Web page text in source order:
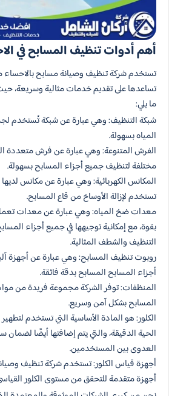
أهم أدوات تنظيف المسابح في
تستخدم شركة تنظيف وصيانة مسابح
تساعدها على تقديم خدمات مثالية وسريعة،
ما يلي:
شبكة التنظيف: وهي عبارة عن شبكة تُستخدم
المياه بسهولة.
الفرش المتنوعة: وهي عبارة عن فرش متعددة
مختلفة لتنظيف جميع أجزاء المسابح بسهولة.
المكانس الكهربائية: وهي عبارة عن مكانس
تستخدم لإزالة الأوساخ من قاع المسابح.
معدات ضخ المياه: وهي عبارة عن معدات
بقوة، مع إمكانية توجيهها في جميع أجزاء
التنظيف والشطف المثالية.
روبوت تنظيف المسابح: وهي عبارة عن أجهزة
أجزاء المسابح المسابح بدقة فائقة.
المنظفات: توفر الشركة مجموعة فريدة من
المسابح بشكل آمن وسريع.
الكلور: هو المادة الأساسية التي تستخدم
الحية الدقيقة، والتي يتم إضافتها أيضًا لضمان
العدوى بين المستخدمين.
أجهزة قياس الكلور: تستخدم شركة تنظيف
أجهزة متقدمة للتحقق من مستوى الكلور